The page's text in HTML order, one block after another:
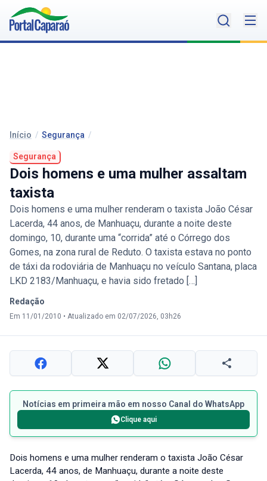
Início / Segurança /
Segurança
Dois homens e uma mulher assaltam
taxista
Dois homens e uma mulher renderam o taxista João César
Lacerda, 44 anos, de Manhuaçu, durante a noite deste
domingo, 10, durante uma “corrida” até o Córrego dos
Gomes, na zona rural de Reduto. O taxista estava no ponto
de táxi da rodoviária de Manhuaçu no veículo Santana, placa
LKD 2183/Manhuaçu, e havia sido fretado […]
Redação
Em 11/01/2010 • Atualizado em 02/07/2026, 03h26
Notícias em primeira mão em nosso Canal do WhatsApp
Clique aqui
Dois homens e uma mulher renderam o taxista João César
Lacerda, 44 anos, de Manhuaçu, durante a noite deste